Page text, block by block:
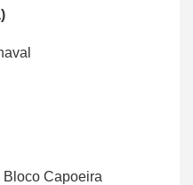
feira)
Bloco Capoeira